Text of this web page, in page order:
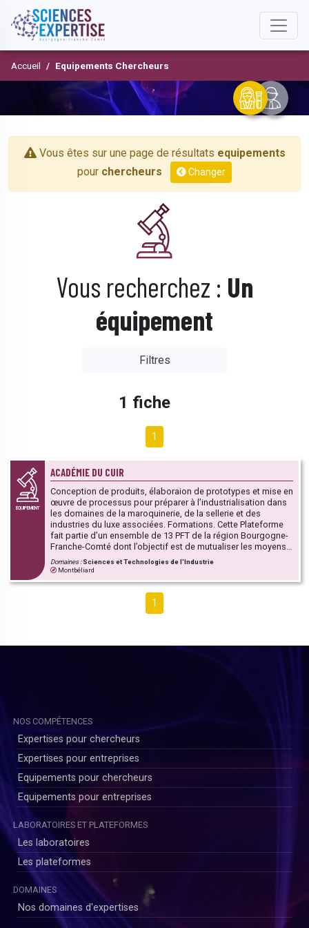
Accueil Equipements Chercheurs
Vous êtes sur une page de résultats equipements
pour chercheurs Changer
Vous recherchez : Un
équipement
Filtres
1 fiche
1
EQUIPEMENT
ACADÉMIE DU CUIR
Conception de produits, élaboraion de prototypes et mise en
œuvre de processus pour préparer à l’industrialisation dans
les domaines de la maroquinerie, de la sellerie et des
industries du luxe associées. Formations. Cette Plateforme
fait partie d’un ensemble de 13 PFT de la région Bourgogne-
Franche-Comté dont l’objectif est de mutualiser les moyens
techniques et les compétences des établissements publics
d'enseignement (lycées polyvalents et professionnels,
EPLEFPA) et des établissements d'enseignement supérieur
et de recherche, au service du développement et de
l’innovation des TPE/PME et PMI.
Domaines :Sciences et Technologies de l'Industrie
Montbéliard
1
NOS COMPÉTENCES
Expertises pour chercheurs
Expertises pour entreprises
Equipements pour chercheurs
Equipements pour entreprises
LABORATOIRES ET PLATEFORMES
Les laboratoires
Les plateformes
DOMAINES
Nos domaines d'expertises